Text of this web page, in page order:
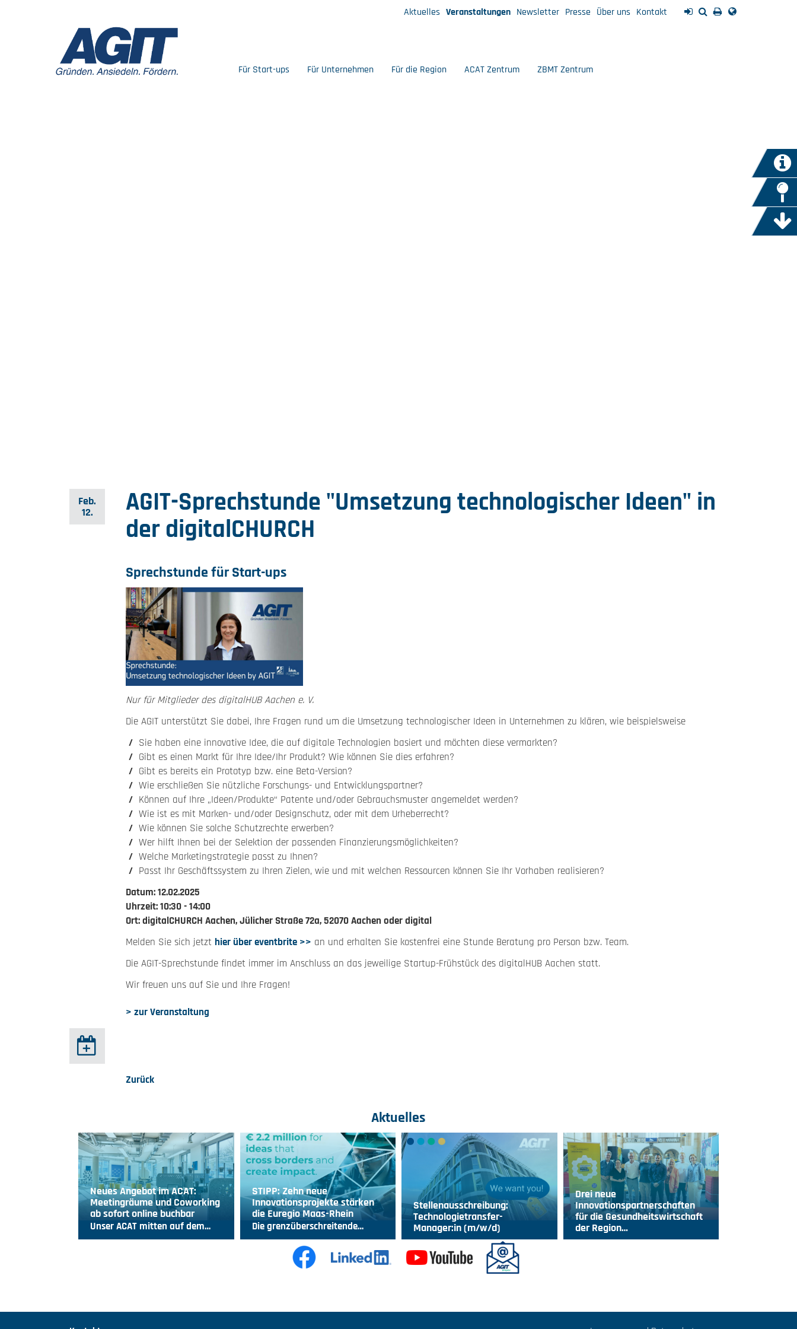
Aktuelles Veranstaltungen Newsletter Presse Über uns Kontakt
Für Start-ups Für Unternehmen Für die Region ACAT Zentrum ZBMT Zentrum
Feb.
12.
AGIT-Sprechstunde "Umsetzung technologischer Ideen" in
der digitalCHURCH
Sprechstunde für Start-ups
Nur für Mitglieder des digitalHUB Aachen e. V.
Die AGIT unterstützt Sie dabei, Ihre Fragen rund um die Umsetzung technologischer Ideen in Unternehmen zu klären, wie beispielsweise
Sie haben eine innovative Idee, die auf digitale Technologien basiert und möchten diese vermarkten?
Gibt es einen Markt für Ihre Idee/Ihr Produkt? Wie können Sie dies erfahren?
Gibt es bereits ein Prototyp bzw. eine Beta-Version?
Wie erschließen Sie nützliche Forschungs- und Entwicklungspartner?
Können auf Ihre „Ideen/Produkte“ Patente und/oder Gebrauchsmuster angemeldet werden?
Wie ist es mit Marken- und/oder Designschutz, oder mit dem Urheberrecht?
Wie können Sie solche Schutzrechte erwerben?
Wer hilft Ihnen bei der Selektion der passenden Finanzierungsmöglichkeiten?
Welche Marketingstrategie passt zu Ihnen?
Passt Ihr Geschäftssystem zu Ihren Zielen, wie und mit welchen Ressourcen können Sie Ihr Vorhaben realisieren?
Datum: 12.02.2025
Uhrzeit: 10:30 - 14:00
Ort: digitalCHURCH Aachen, Jülicher Straße 72a, 52070 Aachen oder digital
Melden Sie sich jetzt hier über eventbrite >> an und erhalten Sie kostenfrei eine Stunde Beratung pro Person bzw. Team.
Die AGIT-Sprechstunde findet immer im Anschluss an das jeweilige Startup-Frühstück des digitalHUB Aachen statt.
Wir freuen uns auf Sie und Ihre Fragen!
> zur Veranstaltung
Zurück
Aktuelles
Neues Angebot im ACAT:
Meetingräume und Coworking
ab sofort online buchbar
Unser ACAT mitten auf dem…
STIPP: Zehn neue
Innovationsprojekte stärken
die Euregio Maas-Rhein
Die grenzüberschreitende…
Stellenausschreibung:
Technologietransfer-
Manager:in (m/w/d)
Drei neue
Innovationspartnerschaften
für die Gesundheitswirtschaft
der Region…